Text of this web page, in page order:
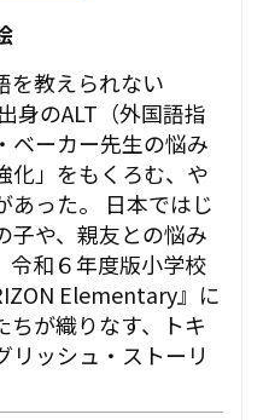
を教えられない
のALT（外国語指
ベーカー先生の悩み
化」をもくろむ、や
あった。 日本ではじ
子や、親友との悩み
令和６年度版小学校
Elementary』に
ちが織りなす、トキ
リッシュ・ストーリ